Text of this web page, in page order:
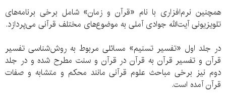
همچنین نرم‌افزاری با نام «قرآن و زمان» شامل برخی برنامه‌های
تلویزیونی آیت‌الله جوادی آملی به موضوع‌های مختلف قرآنی می‌پردازد.
در جلد اول «تفسیر تسنیم» مسائلی مربوط به روش‌شناسی تفسیر
قرآن و تفسیر قرآن به قرآن در قرآن و سنت مطرح شده و در جلد
دوم نیز برخی مباحث علوم قرآنی مانند محکم و متشابه و صفات
قرآن آمده است.